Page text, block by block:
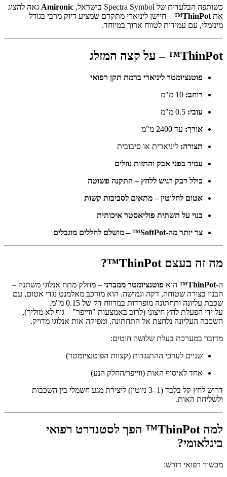
כשותפה הבלעדית של Spectra Symbol בישראל, Amironic גאה להציג
את ThinPot™
– חיישן ליניארי מתקדם שמציע דיוק מרבי בגודל
מינימלי, עם עמידות לטווח ארוך במיוחד.
ThinPot™ – על קצה המזלג
פוטנציומטר ליניארי ברמת תקן רפואי
רוחב:
עובי:
אורך: עד 2400 מ"מ
תצורה: ליניארית או סיבובית
עמיד בפני אבק והתזות נוזלים
כולל דבק רגיש ללחץ – התקנה פשוטה
אטום לחלוטין – מתאים לסביבות קשות
בנוי על תשתית פוליאסטר איכותית
צר יותר מה-SoftPot™ – מושלם לחללים מוגבלים
מה זה בעצם ThinPot™?
ה-ThinPot™ הוא פוטנציומטר ממברני – מחלק מתח אנלוגי משתנה –
הבנוי בצורה שטוחה, דקה וגמישה. הוא מורכב מאלמנט נגדי אטום, עם
שכבת עליונה ותחתונה מופרדות במרווח דק של 0.15 מ"מ.
על ידי הפעלת לחץ חיצוני (לרוב באמצעות "ווייפר" – גוף לא מוליך),
השכבה העליונה נלחצת אל התחתונה, ומפיקה אות אנלוגי מדויק.
מדובר במערכת בעלת שלושה חוטים:
שניים לערכי ההתנגדות (קצוות הפוטנציומטר)
אחד לאיסוף האות (ווייפר/החלק הנע)
דרוש לחץ קל בלבד (1–3 ניוטון) ליצירת מגע חשמלי בין השכבות
ולשליחת האות.
למה ThinPot™ הפך לסטנדרט רפואי
בינלאומי?
מכשור רפואי דורש: